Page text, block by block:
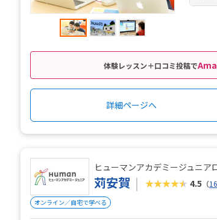
体験レッスン＋口コミ投稿で
詳細ページへ
ヒューマンアカデミージュニア
苅安賀 ★★★★★ 4.5 （
オンライン／自宅で学べる